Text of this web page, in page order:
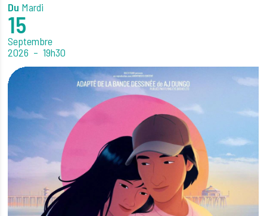
Du Mardi
15
Septembre
2026
19h30